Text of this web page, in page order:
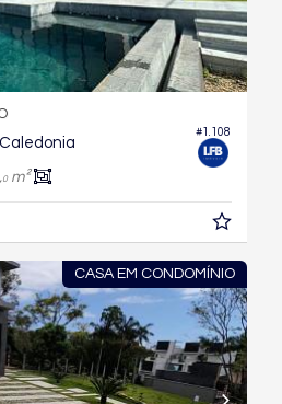
#1.108
0m²
CASA EM CONDOMÍNIO